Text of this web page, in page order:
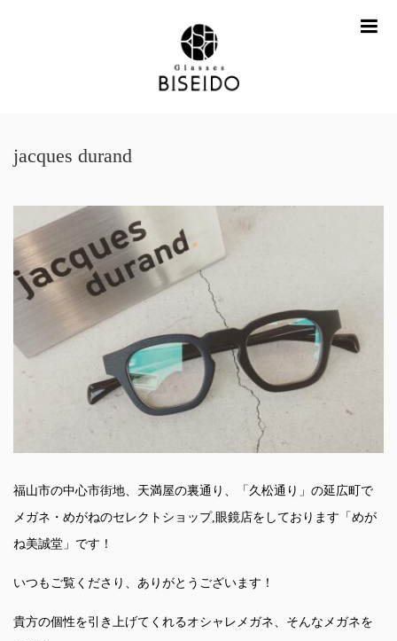
jacques durand
福山市の中心市街地、天満屋の裏通り、「久松通り」の延広町で
メガネ・めがねのセレクトショップ,眼鏡店をしております「めが
ね美誠堂」です！
いつもご覧くださり、ありがとうございます！
貴方の個性を引き上げてくれるオシャレメガネ、そんなメガネを